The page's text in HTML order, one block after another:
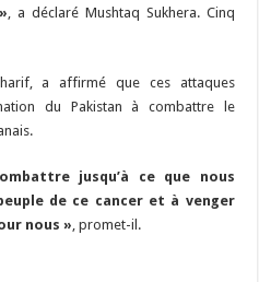
, a déclaré Mushtaq Sukhera. Cinq
a affirmé que ces attaques
du Pakistan à combattre le
jusqu’à ce que nous
de ce cancer et à venger
nous », promet-il.